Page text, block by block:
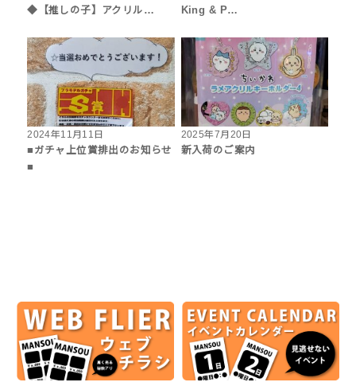
◆【推しの子】アクリル…
King & P…
2024年11月11日
■ガチャ上位賞排出のお知らせ
■
2025年7月20日
新入荷のご案内